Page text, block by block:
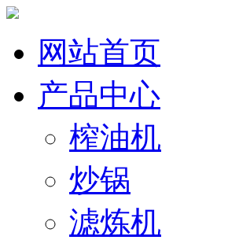
网站首页
产品中心
榨油机
炒锅
滤炼机